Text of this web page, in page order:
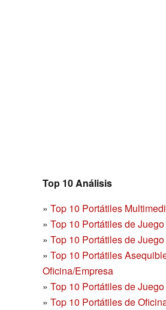
Top 10 Análisis
» Top 10 Portátiles
» Top 10 Portátiles de Juego
» Top 10 Portátiles de
» Top 10 Portátiles
Oficina/Empresa
» Top 10 Portátiles de
» Top 10 Portátiles de